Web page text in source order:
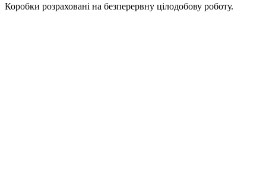
Коробки розраховані на безперервну цілодобову роботу.